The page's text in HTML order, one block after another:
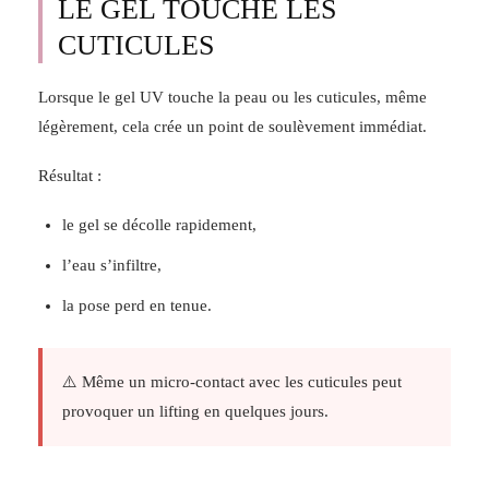
LE GEL TOUCHE LES
CUTICULES
Lorsque le gel UV touche la peau ou les cuticules, même
légèrement, cela crée un point de soulèvement immédiat.
Résultat :
le gel se décolle rapidement,
l’eau s’infiltre,
la pose perd en tenue.
⚠️ Même un micro-contact avec les cuticules peut
provoquer un lifting en quelques jours.